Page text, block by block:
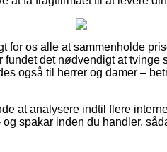
for os alle at sammenholde
det nødvendigt at tvinge
også til herrer og damer –
at analysere indtil flere
spakar inden du handler,